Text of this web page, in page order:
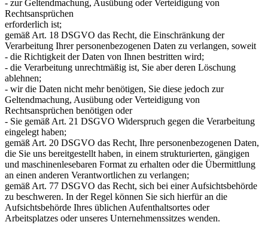
- zur Geltendmachung, Ausübung oder Verteidigung von
Rechtsansprüchen
erforderlich ist;
gemäß Art. 18 DSGVO das Recht, die Einschränkung der
Verarbeitung Ihrer personenbezogenen Daten zu verlangen, soweit
- die Richtigkeit der Daten von Ihnen bestritten wird;
- die Verarbeitung unrechtmäßig ist, Sie aber deren Löschung
ablehnen;
- wir die Daten nicht mehr benötigen, Sie diese jedoch zur
Geltendmachung, Ausübung oder Verteidigung von
Rechtsansprüchen benötigen oder
- Sie gemäß Art. 21 DSGVO Widerspruch gegen die Verarbeitung
eingelegt haben;
gemäß Art. 20 DSGVO das Recht, Ihre personenbezogenen Daten,
die Sie uns bereitgestellt haben, in einem strukturierten, gängigen
und maschinenlesebaren Format zu erhalten oder die Übermittlung
an einen anderen Verantwortlichen zu verlangen;
gemäß Art. 77 DSGVO das Recht, sich bei einer Aufsichtsbehörde
zu beschweren. In der Regel können Sie sich hierfür an die
Aufsichtsbehörde Ihres üblichen Aufenthaltsortes oder
Arbeitsplatzes oder unseres Unternehmenssitzes wenden.